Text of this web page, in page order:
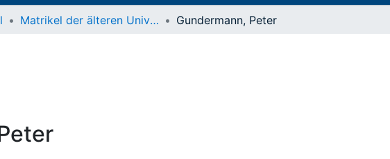
Matrikel der älteren Universität Gundermann, Peter